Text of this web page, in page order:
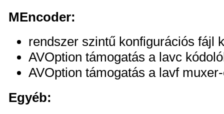
MEncoder:
rendszer szintű konfigurációs fájl
AVOption támogatás a lavc
AVOption támogatás a lavf
Egyéb: